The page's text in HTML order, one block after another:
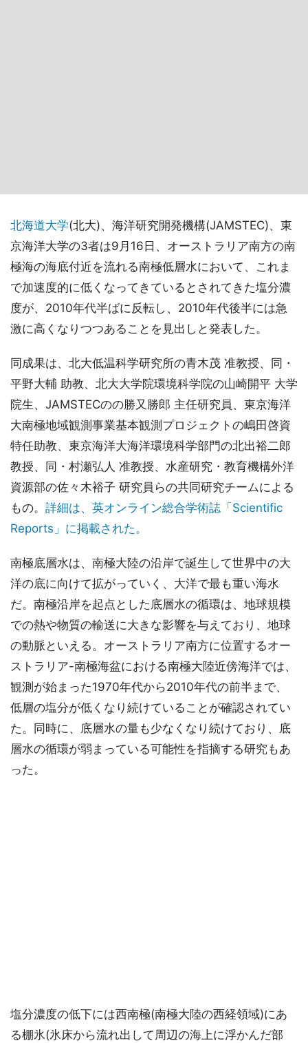
北海道大学(北大)、海洋研究開発機構(JAMSTEC)、東
京海洋大学の3者は9月16日、オーストラリア南方の南
極海の海底付近を流れる南極低層水において、これま
で加速度的に低くなってきているとされてきた塩分濃
度が、2010年代半ばに反転し、2010年代後半には急
激に高くなりつつあることを見出しと発表した。
同成果は、北大低温科学研究所の青木茂 准教授、同・
平野大輔 助教、北大大学院環境科学院の山崎開平 大学
院生、JAMSTECのの勝又勝郎 主任研究員、東京海洋
大南極地域観測事業基本観測プロジェクトの嶋田啓資
特任助教、東京海洋大海洋環境科学部門の北出裕二郎
教授、同・村瀬弘人 准教授、水産研究・教育機構外洋
資源部の佐々木裕子 研究員らの共同研究チームによる
もの。 詳細は、英オンライン総合学術誌「Scientific
Reports」に掲載された。
南極底層水は、南極大陸の沿岸で誕生して世界中の大
洋の底に向けて拡がっていく、大洋で最も重い海水
だ。南極沿岸を起点とした底層水の循環は、地球規模
での熱や物質の輸送に大きな影響を与えており、地球
の動脈といえる。オーストラリア南方に位置するオー
ストラリア-南極海盆における南極大陸近傍海洋では、
観測が始まった1970年代から2010年代の前半まで、
低層の塩分が低くなり続けていることが確認されてい
た。同時に、底層水の量も少なくなり続けており、底
層水の循環が弱まっている可能性を指摘する研究もあ
った。
塩分濃度の低下には西南極(南極大陸の西経領域)にあ
る棚氷(氷床から流れ出して周辺の海上に浮かんだ部